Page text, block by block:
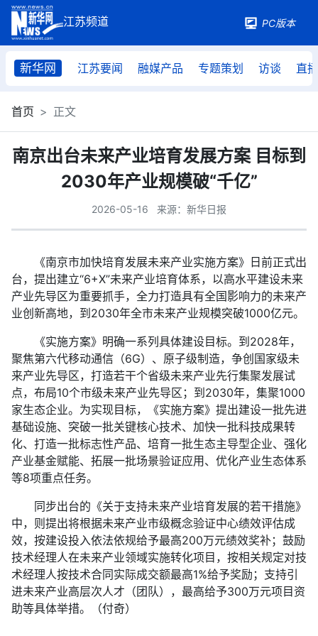
PC版本
新华网 江苏要闻 融媒产品 专题策划 访谈 直播
首页 正文
南京出台未来产业培育发展方案 目标到
2030年产业规模破“千亿”
2026-05-16 来源：新华日报
《南京市加快培育发展未来产业实施方案》日前正式出
台，提出建立“6+X”未来产业培育体系，以高水平建设未来
产业先导区为重要抓手，全力打造具有全国影响力的未来产
业创新高地，到2030年全市未来产业规模突破1000亿元。
《实施方案》明确一系列具体建设目标。到2028年，
聚焦第六代移动通信（6G）、原子级制造，争创国家级未
来产业先导区，打造若干个省级未来产业先行集聚发展试
点，布局10个市级未来产业先导区；到2030年，集聚1000
家生态企业。为实现目标，《实施方案》提出建设一批先进
基础设施、突破一批关键核心技术、加快一批科技成果转
化、打造一批标志性产品、培育一批生态主导型企业、强化
产业基金赋能、拓展一批场景验证应用、优化产业生态体系
等8项重点任务。
同步出台的《关于支持未来产业培育发展的若干措施》
中，则提出将根据未来产业市级概念验证中心绩效评估成
效，按建设投入依法依规给予最高200万元绩效奖补；鼓励
技术经理人在未来产业领域实施转化项目，按相关规定对技
术经理人按技术合同实际成交额最高1%给予奖励；支持引
进未来产业高层次人才（团队），最高给予300万元项目资
助等具体举措。（付奇）